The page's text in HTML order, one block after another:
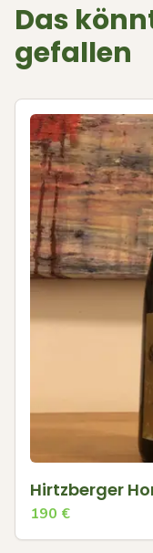
Das
gefallen
Hirtzberger
190 €